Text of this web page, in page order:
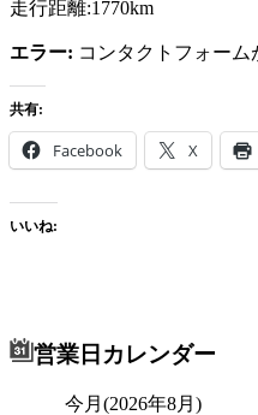
走行距離:1770km
エラー: コンタクトフォーム
共有:
Facebook X
いいね:
営業日カレンダー
今月(2026年8月)